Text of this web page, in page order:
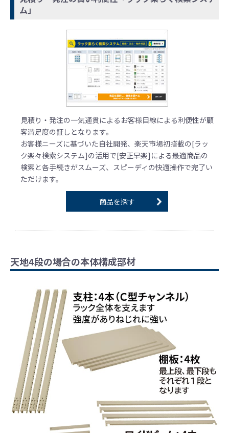
ム」
見積り・発注の一気通貫によるお客様目線による利便性が顧
客満足度の証しとなります。
お客様ニーズに基づいた自社開発、楽天市場初搭載の[ラッ
ク楽々検索システム]の活用で[安正早楽]による最適商品の
検索と各手続きがスムーズ、スピーディの快適操作で完了い
ただけます。
商品を探す
天地4段の場合の本体構成部材